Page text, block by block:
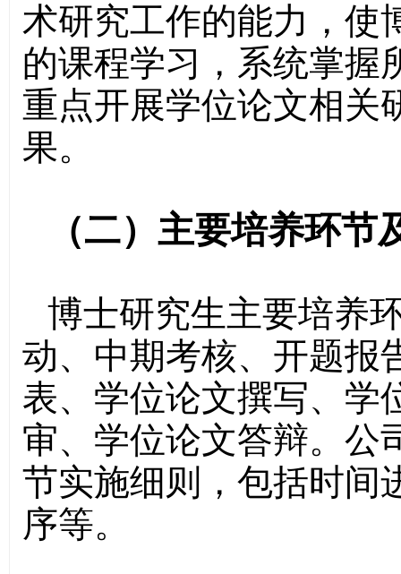
术研究工作的能力，使
的课程学习，系统掌握
重点开展学位论文相关
果。
（二）主要培养环节
博士研究生主要培养
动、中期考核、开题报
表、学位论文撰写、学
审、学位论文答辩。公
节实施细则，包括时间
序等。